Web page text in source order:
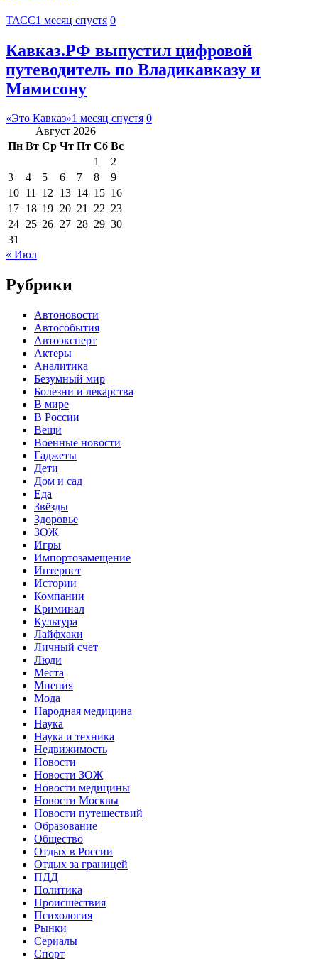
ТАСС1 месяц спустя 0
Кавказ.РФ выпустил цифровой
путеводитель по Владикавказу и
Мамисону
«Это Кавказ»1 месяц спустя 0
Август 2026
Пн Вт Ср Чт Пт Сб Вс
1
2
3
4 5 6 7 8
9
10 11 12 13 14 15 16
17 18 19 20 21 22 23
24 25 26 27 28 29 30
31
« Июл
Рубрики
Автоновости
Автособытия
Автоэксперт
Актеры
Аналитика
Безумный мир
Болезни и лекарства
В мире
В России
Вещи
Военные новости
Гаджеты
Дети
Дом и сад
Еда
Звёзды
Здоровье
ЗОЖ
Игры
Импортозамещение
Интернет
Истории
Компании
Криминал
Культура
Лайфхаки
Личный счет
Люди
Места
Мнения
Мода
Народная медицина
Наука
Наука и техника
Недвижимость
Новости
Новости ЗОЖ
Новости медицины
Новости Москвы
Новости путешествий
Образование
Общество
Отдых в России
Отдых за границей
ПДД
Политика
Происшествия
Психология
Рынки
Сериалы
Спорт